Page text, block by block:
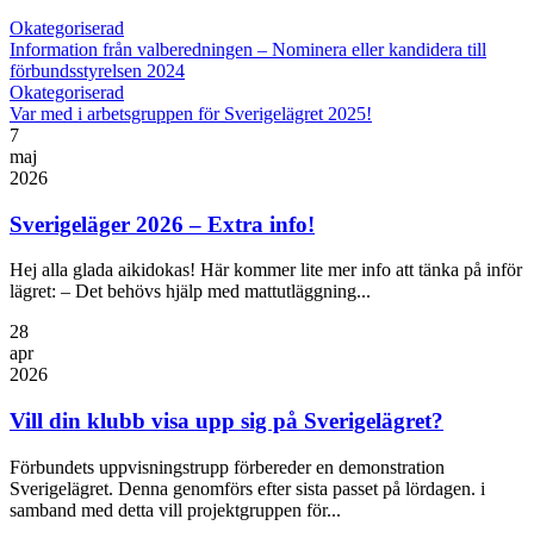
Okategoriserad
Information från valberedningen – Nominera eller kandidera till
förbundsstyrelsen 2024
Okategoriserad
Var med i arbetsgruppen för Sverigelägret 2025!
7
maj
2026
Sverigeläger 2026 – Extra info!
Hej alla glada aikidokas! Här kommer lite mer info att tänka på inför
lägret: – Det behövs hjälp med mattutläggning...
28
apr
2026
Vill din klubb visa upp sig på Sverigelägret?
Förbundets uppvisningstrupp förbereder en demonstration
Sverigelägret. Denna genomförs efter sista passet på lördagen. i
samband med detta vill projektgruppen för...